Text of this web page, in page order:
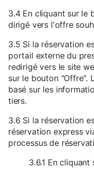
3.4 En cliquant sur le
dirigé vers l'offre
3.5 Si la réservation
portail externe du
redirigé vers le site
sur le bouton "Offre".
basé sur les
tiers.
3.6 Si la réservation
réservation express
processus de
3.6.1 En